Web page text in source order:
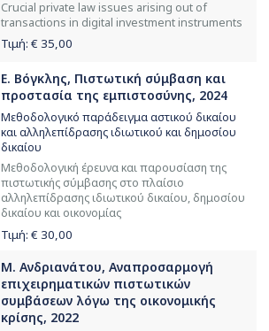
Crucial private law issues arising out of
transactions in digital investment instruments
Τιμή: € 35,00
Ε. Βόγκλης, Πιστωτική σύμβαση και
προστασία της εμπιστοσύνης, 2024
Μεθοδολογικό παράδειγμα αστικού δικαίου
και αλληλεπίδρασης ιδιωτικού και δημοσίου
δικαίου
Μεθοδολογική έρευνα και παρουσίαση της
πιστωτικής σύμβασης στο πλαίσιο
αλληλεπίδρασης ιδιωτικού δικαίου, δημοσίου
δικαίου και οικονομίας
Τιμή: € 30,00
Μ. Ανδριανάτου, Αναπροσαρμογή
επιχειρηματικών πιστωτικών
συμβάσεων λόγω της οικονομικής
κρίσης, 2022